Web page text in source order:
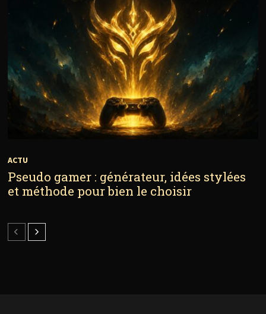
ACTU
Pseudo gamer : générateur, idées stylées
et méthode pour bien le choisir